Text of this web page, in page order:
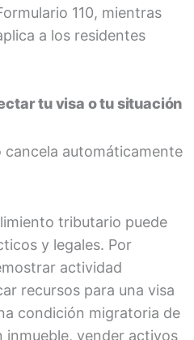
110, mientras
a los residentes
tu visa o tu situación
automáticamente
tributario puede
y legales. Por
actividad
recursos para una visa
condición migratoria de
inmueble, vender activos